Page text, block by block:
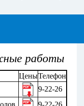
работы
ЦеныТелефон
9-22-26